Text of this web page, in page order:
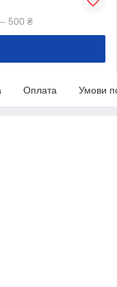
500 ₴
Оплата Умови